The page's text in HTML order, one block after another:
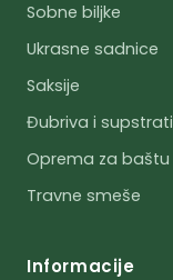
Sobne biljke
Ukrasne sadnice
Saksije
Đubriva i supstrati
Oprema za baštu
Travne smeše
Informacije